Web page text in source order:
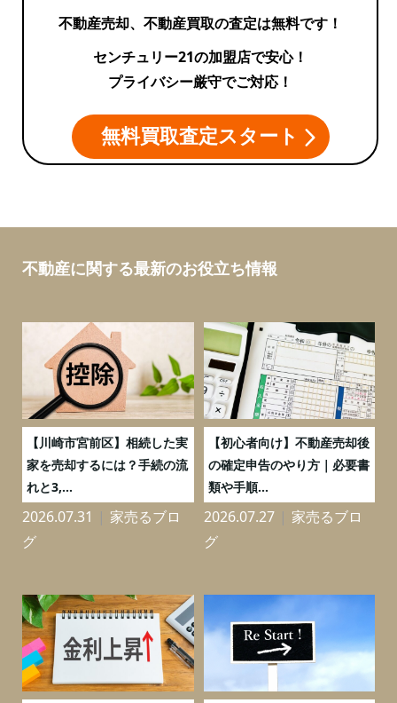
不動産売却、不動産買取の査定は無料です！
センチュリー21の加盟店で安心！
プライバシー厳守でご対応！
無料買取査定スタート
不動産に関する最新のお役立ち情報
【川崎市宮前区】相続した実
家を売却するには？手続の流
れと3,...
2026.07.31
家売るブロ
グ
【初心者向け】不動産売却後
の確定申告のやり方｜必要書
類や手順...
2026.07.27
家売るブロ
グ